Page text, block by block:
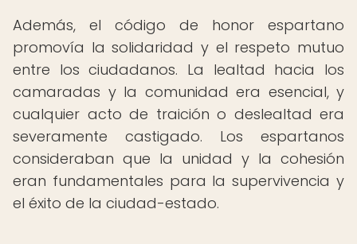
Además, el código de honor espartano
promovía la solidaridad y el respeto mutuo
entre los ciudadanos. La lealtad hacia los
camaradas y la comunidad era esencial, y
cualquier acto de traición o deslealtad era
severamente castigado. Los espartanos
consideraban que la unidad y la cohesión
eran fundamentales para la supervivencia y
el éxito de la ciudad-estado.